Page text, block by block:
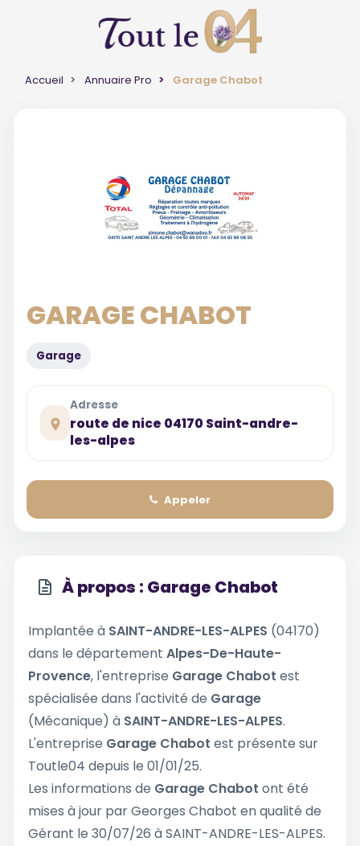
Accueil Annuaire Pro Garage Chabot
GARAGE CHABOT
Garage
Adresse
route de nice 04170 Saint-andre-
les-alpes
Appeler
À propos : Garage Chabot
Implantée à SAINT-ANDRE-LES-ALPES (04170)
dans le département Alpes-De-Haute-
Provence, l'entreprise Garage Chabot est
spécialisée dans l'activité de Garage
(Mécanique) à SAINT-ANDRE-LES-ALPES.
L'entreprise Garage Chabot est présente sur
Toutle04 depuis le 01/01/25.
Les informations de Garage Chabot ont été
mises à jour par Georges Chabot en qualité de
Gérant le 30/07/26 à SAINT-ANDRE-LES-ALPES.